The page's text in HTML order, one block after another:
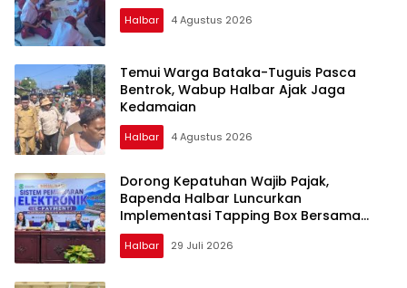
Halbar 4 Agustus 2026
Temui Warga Bataka-Tuguis Pasca
Bentrok, Wabup Halbar Ajak Jaga
Kedamaian
Halbar 4 Agustus 2026
Dorong Kepatuhan Wajib Pajak,
Bapenda Halbar Luncurkan
Implementasi Tapping Box Bersama
Bank Maluku-Malut
Halbar 29 Juli 2026